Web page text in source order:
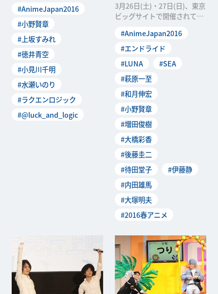
「AnimeJ
#AnimeJapan2016
#小野賢章
#上坂すみれ
#徳井青空
#小見川千明
#水瀬いのり
#ラクエンロジック
#@luck_and_logic
3月26日(土)・27日(日)、東京
ビッグサイトで開催されてい
ト「Anim
#AnimeJapan2016
#エンドライド
#LUNA
#SEA
#萩原一至
#和月伸宏
#小野賢章
#増田俊樹
#大橋彩香
#後藤圭二
#待田堂子
#伊藤静
#内田雄馬
#大塚明夫
#2016春アニメ